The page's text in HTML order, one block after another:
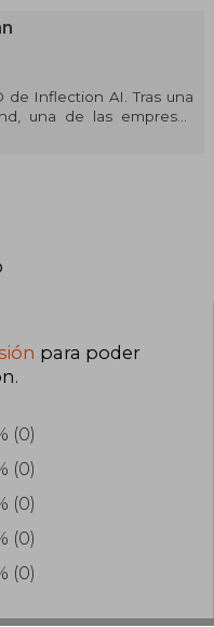
de Inflection AI. Tras una
una de las empresas
artificial a escala
Reid Hoffman y Karén
para poder
.
(0)
(0)
(0)
(0)
(0)